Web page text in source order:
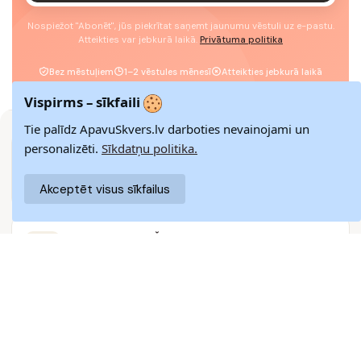
Nospiežot "Abonēt", jūs piekrītat saņemt jaunumu vēstuli uz e-pastu.
Atteikties var jebkurā laikā. Privātuma politika
Bez mēstuļiem 1–2 vēstules mēnesī Atteikties jebkurā laikā
ĀTRA PIEGĀDE
14 DIENU ATGRIEŠANA
Vispirms – sīkfaili
Tie palīdz ApavuSkvers.lv darboties nevainojami un
personalizēti. Sīkdatņu politika.
Akceptēt visus sīkfailus